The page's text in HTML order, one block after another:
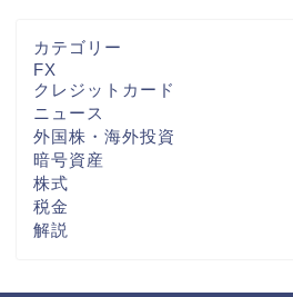
カテゴリー
FX
クレジットカード
ニュース
外国株・海外投資
暗号資産
株式
税金
解説